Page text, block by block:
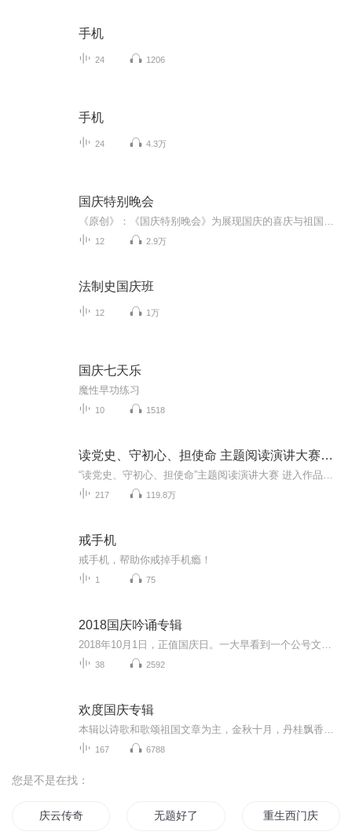
手机
24 1206
手机
24 4.3万
国庆特别晚会
12 2.9万
法制史国庆班
12 1万
国庆七天乐
魔性早功练习
10 1518
读党史、守初心、担使命 主题阅读演讲大赛活动
217 119.8万
戒手机
戒手机，帮助你戒掉手机瘾！
1 75
2018国庆吟诵专辑
38 2592
欢度国庆专辑
167 6788
您是不是在找：
庆云传奇 无题好了 重生西门庆